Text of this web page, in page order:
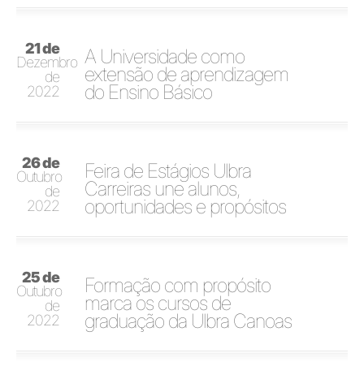
21 de
Dezembro
de
2022
A Universidade como
extensão de aprendizagem
do Ensino Básico
26 de
Outubro
de
2022
Feira de Estágios Ulbra
Carreiras une alunos,
oportunidades e propósitos
25 de
Outubro
de
2022
Formação com propósito
marca os cursos de
graduação da Ulbra Canoas